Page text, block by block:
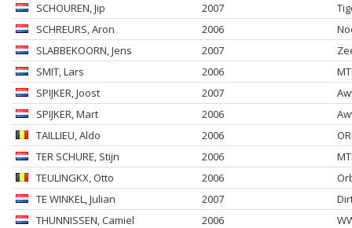
SCHOUREN, Jip 2007
SCHREURS, Aron 2006
SLABBEKOORN, Jens 2007
SMIT, Lars 2006
SPIJKER, Joost 2007
SPIJKER, Mart 2006
TAILLIEU, Aldo 2006
TER SCHURE, Stijn 2006
TEULINGKX, Otto 2006
TE WINKEL, Julian 2007
THUNNISSEN, Camiel 2006